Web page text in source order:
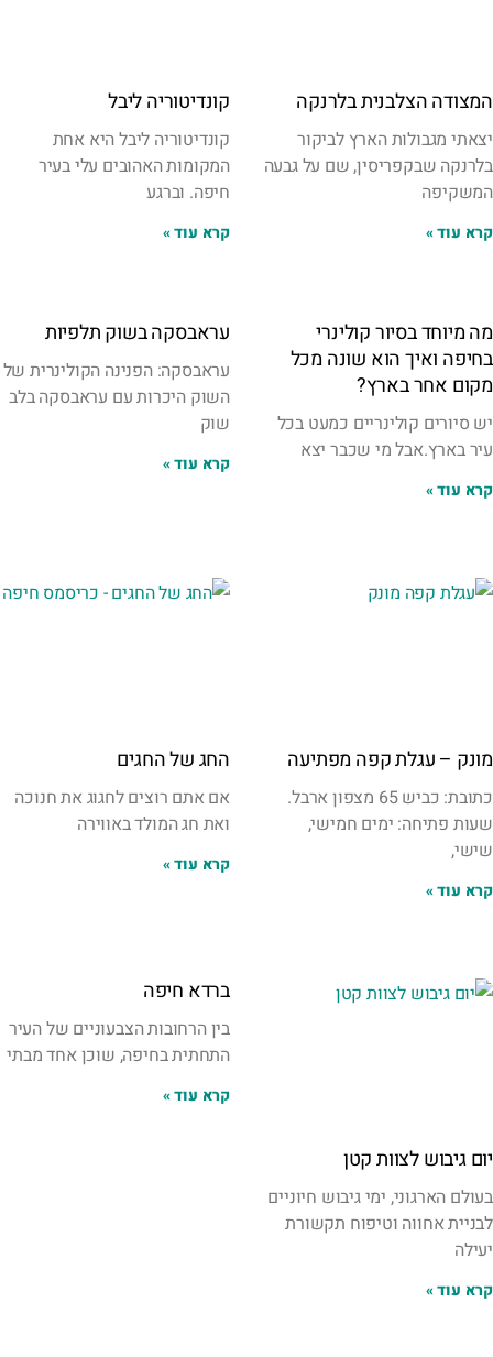
המצודה הצלבנית בלרנקה
יצאתי מגבולות הארץ לביקור
בלרנקה שבקפריסין, שם על גבעה
המשקיפה
קרא עוד »
קונדיטוריה ליבל
קונדיטוריה ליבל היא אחת
המקומות האהובים עלי בעיר
חיפה. וברגע
קרא עוד »
מה מיוחד בסיור קולינרי
בחיפה ואיך הוא שונה מכל
מקום אחר בארץ?
יש סיורים קולינריים כמעט בכל
עיר בארץ.אבל מי שכבר יצא
קרא עוד »
עראבסקה בשוק תלפיות
עראבסקה: הפנינה הקולינרית של
השוק היכרות עם עראבסקה בלב
שוק
קרא עוד »
מונק – עגלת קפה מפתיעה
כתובת: כביש 65 מצפון ארבל.
שעות פתיחה: ימים חמישי,
שישי,
קרא עוד »
החג של החגים
אם אתם רוצים לחגוג את חנוכה
ואת חג המולד באווירה
קרא עוד »
יום גיבוש לצוות קטן
בעולם הארגוני, ימי גיבוש חיוניים
לבניית אחווה וטיפוח תקשורת
יעילה
קרא עוד »
ברדא חיפה
בין הרחובות הצבעוניים של העיר
התחתית בחיפה, שוכן אחד מבתי
קרא עוד »